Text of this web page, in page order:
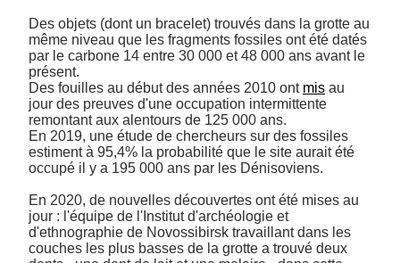
Des objets (dont un bracelet) trouvés dans la grotte au
même niveau que les fragments fossiles ont été datés
par le carbone 14 entre 30 000 et 48 000 ans avant le
présent.
Des fouilles au début des années 2010 ont mis au
jour des preuves d'une occupation intermittente
remontant aux alentours de 125 000 ans.
En 2019, une étude de chercheurs sur des fossiles
estiment à 95,4% la probabilité que le site aurait été
occupé il y a 195 000 ans par les Dénisoviens.
En 2020, de nouvelles découvertes ont été mises au
jour : l'équipe de l'Institut d'archéologie et
d'ethnographie de Novossibirsk travaillant dans les
couches les plus basses de la grotte a trouvé deux